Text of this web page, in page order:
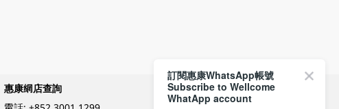
惠康網店查詢
付款方式
訂閱惠康WhatsApp帳號
Subscribe to Wellcome
WhatApp account